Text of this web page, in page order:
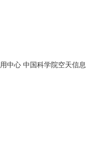
中心 中国科学院空天信息